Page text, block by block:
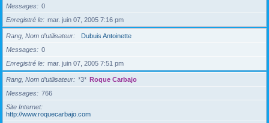
Messages
0
Enregistré le
mar. juin 07, 2005 7:16 pm
Rang, Nom d’utilisateur
Dubuis Antoinette
Messages
0
Enregistré le
mar. juin 07, 2005 7:51 pm
Rang, Nom d’utilisateur *3* Roque Carbajo
Messages
766
Site Internet
http://www.roquecarbajo.com